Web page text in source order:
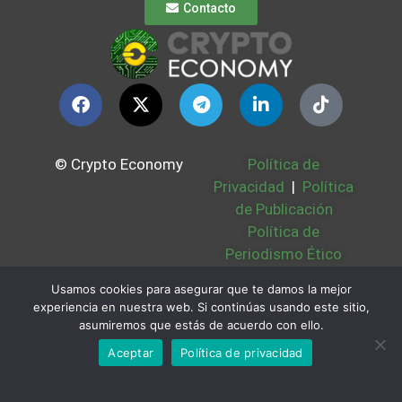
Contacto
© Crypto Economy
Política de
Privacidad | Política
de Publicación
Política de
Periodismo Ético
Bases Legales |
Partners | Sobre
Nosotros
Usamos cookies para asegurar que te damos la mejor
experiencia en nuestra web. Si continúas usando este sitio,
asumiremos que estás de acuerdo con ello.
Aceptar
Política de privacidad